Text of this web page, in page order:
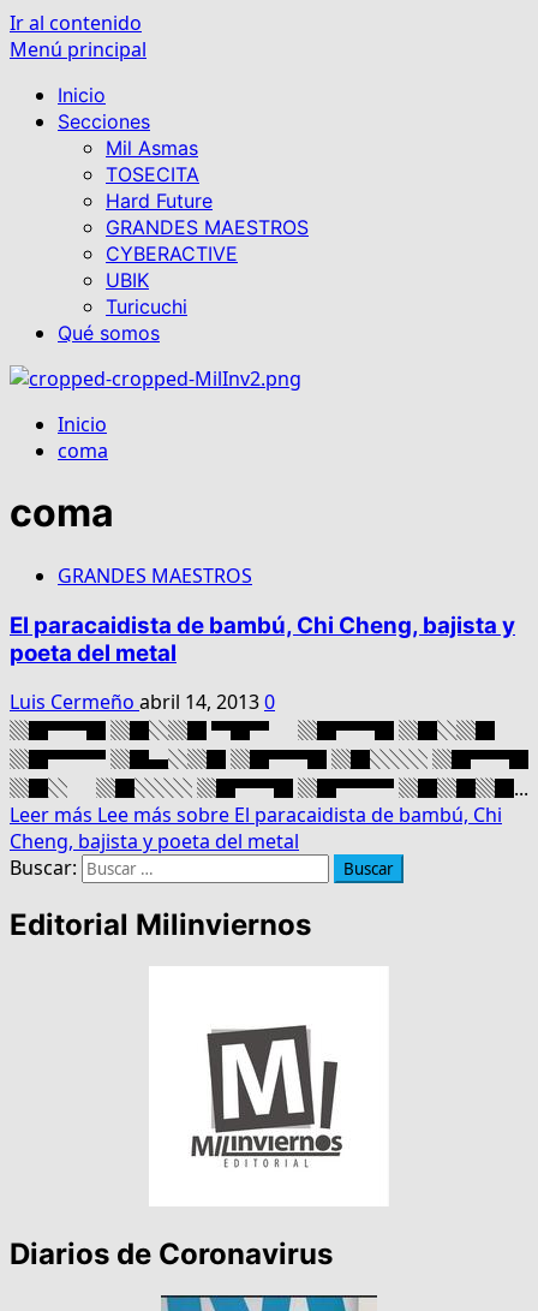
Ir al contenido
Menú principal
Inicio
Secciones
Mil Asmas
TOSECITA
Hard Future
GRANDES MAESTROS
CYBERACTIVE
UBIK
Turicuchi
Qué somos
Inicio
coma
coma
GRANDES MAESTROS
El paracaidista de bambú, Chi Cheng, bajista y
poeta del metal
Luis Cermeño abril 14, 20130
▒█▀▀█ ▒█░▒█ ▀█▀ ▒█▀▀█ ▒█░▒█
▒█▀▀▀ ▒█▄░▒█ ▒█▀▀█ ▒█░░░ ▒█▀▀█
▒█░ ▒█░░░ ▒█▀▀█ ▒█▀▀▀ ▒█▒█▒█...
Leer más Lee más sobre El paracaidista de bambú, Chi
Cheng, bajista y poeta del metal
Buscar:
Editorial Milinviernos
Diarios de Coronavirus